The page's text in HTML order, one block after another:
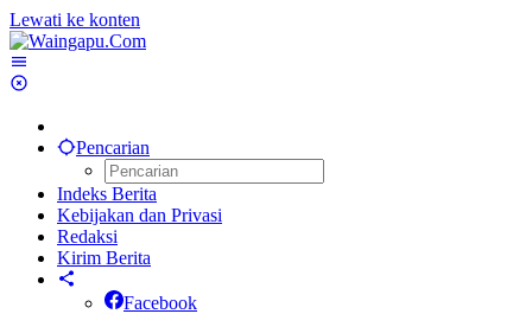
Lewati ke konten
Pencarian
Indeks Berita
Kebijakan dan Privasi
Redaksi
Kirim Berita
Facebook